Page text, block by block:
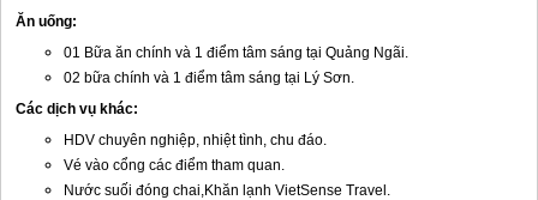
Ăn uống:
01 Bữa ăn chính và 1 điểm tâm sáng tại Quảng Ngãi.
02 bữa chính và 1 điểm tâm sáng tại Lý Sơn.
Các dịch vụ khác:
HDV chuyên nghiệp, nhiệt tình, chu đáo.
Vé vào cổng các điểm tham quan.
Nước suối đóng chai,Khăn lạnh VietSense Travel.